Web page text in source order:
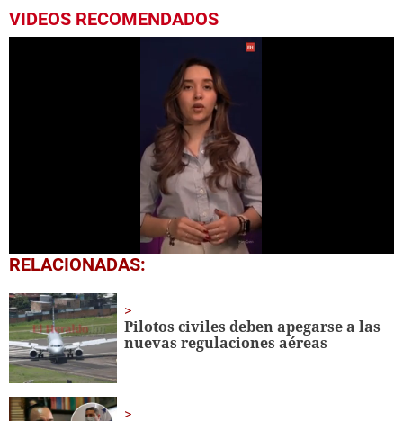
VIDEOS RECOMENDADOS
0
of
seconds
RELACIONADAS:
Pilotos civiles deben apegarse a las
nuevas regulaciones aéreas